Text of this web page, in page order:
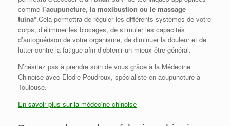
comme l’acupuncture, la moxibustion ou le massage
tuina*.Cela permettra de réguler les différents systèmes de votre
corps, d’éliminer les blocages, de stimuler les capacités
d’autoguérison de votre organisme, de diminuer la douleur et de
lutter contre la fatigue afin d’obtenir un mieux être général.
N’hésitez pas à prendre soin de vous grâce à la Médecine
Chinoise avec Elodie Poudroux, spécialiste en acupuncture à
Toulouse.
En savoir plus sur la médecine chinoise